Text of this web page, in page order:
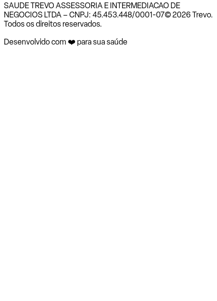
SAUDE TREVO ASSESSORIA E INTERMEDIACAO DE
NEGOCIOS LTDA – CNPJ: 45.453.448/0001-07© 2026 Trevo.
Todos os direitos reservados.
Desenvolvido com ❤️ para sua saúde